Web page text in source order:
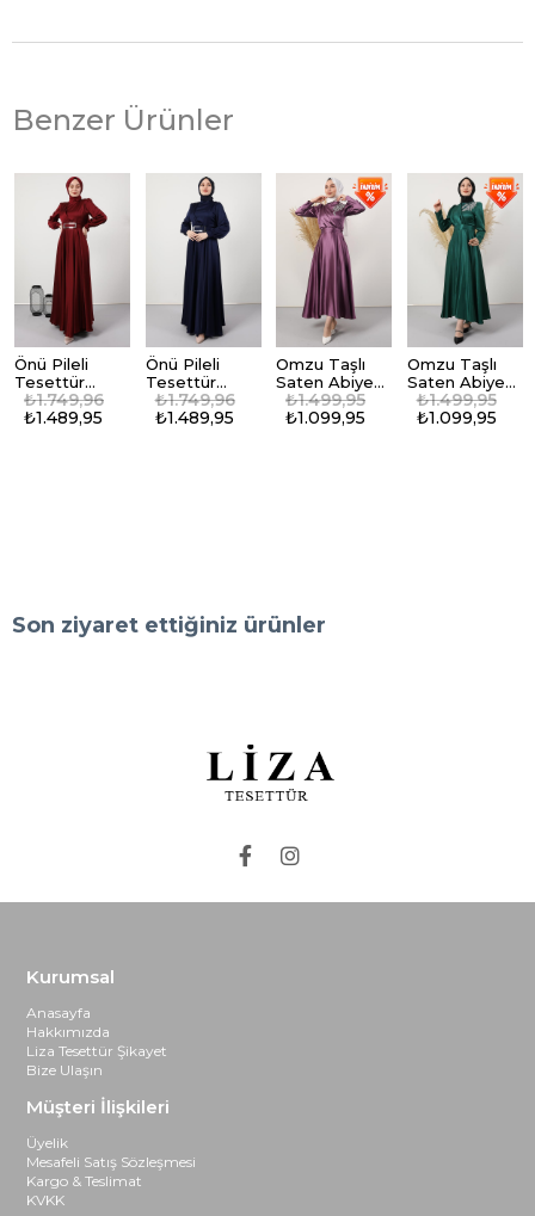
Benzer Ürünler
Önü Pileli
Tesettür
Abiye Bordo
₺1.489,95
₺1.749,96
Önü Pileli
Tesettür
Abiye Lacivert
₺1.489,95
₺1.749,96
Omzu Taşlı
Saten Abiye
Lila
₺1.099,95
₺1.499,95
Omzu Taşlı
Saten Abiye
Zümrüt
₺1.099,95
₺1.499,95
Son ziyaret ettiğiniz ürünler
Kurumsal
Anasayfa
Hakkımızda
Liza Tesettür Şikayet
Bize Ulaşın
Müşteri İlişkileri
Üyelik
Mesafeli Satış Sözleşmesi
Kargo & Teslimat
KVKK